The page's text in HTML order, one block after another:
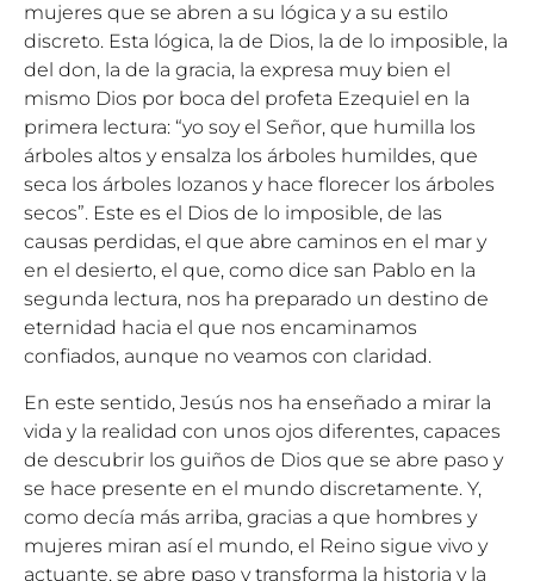
mujeres que se abren a su lógica y a su estilo
discreto. Esta lógica, la de Dios, la de lo imposible, la
del don, la de la gracia, la expresa muy bien el
mismo Dios por boca del profeta Ezequiel en la
primera lectura: “yo soy el Señor, que humilla los
árboles altos y ensalza los árboles humildes, que
seca los árboles lozanos y hace florecer los árboles
secos”. Este es el Dios de lo imposible, de las
causas perdidas, el que abre caminos en el mar y
en el desierto, el que, como dice san Pablo en la
segunda lectura, nos ha preparado un destino de
eternidad hacia el que nos encaminamos
confiados, aunque no veamos con claridad.
En este sentido, Jesús nos ha enseñado a mirar la
vida y la realidad con unos ojos diferentes, capaces
de descubrir los guiños de Dios que se abre paso y
se hace presente en el mundo discretamente. Y,
como decía más arriba, gracias a que hombres y
mujeres miran así el mundo, el Reino sigue vivo y
actuante, se abre paso y transforma la historia y la